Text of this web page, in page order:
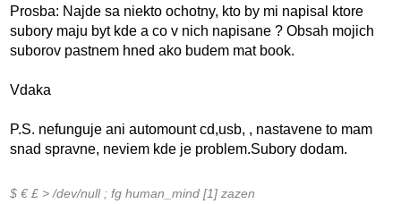
Prosba: Najde sa niekto ochotny, kto by mi napisal ktore
subory maju byt kde a co v nich napisane ? Obsah mojich
suborov pastnem hned ako budem mat book.
Vdaka
P.S. nefunguje ani automount cd,usb, , nastavene to mam
snad spravne, neviem kde je problem.Subory dodam.
$ € £ > /dev/null ; fg human_mind [1] zazen